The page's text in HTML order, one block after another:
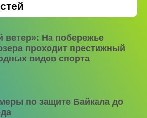
ветер»: На побережье
проходит престижный
видов спорта
по защите Байкала до